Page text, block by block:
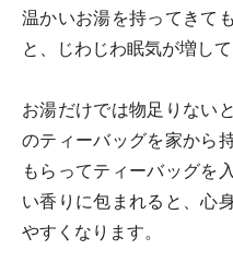
温かいお湯を持ってきて
と、じわじわ眠気が増して
お湯だけでは物足りない
のティーバッグを家から
もらってティーバッグを
い香りに包まれると、心
やすくなります。